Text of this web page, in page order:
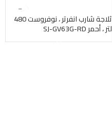
ثلاجة شارب انفرتر ، نوفروست 480
لتر ، أحمر SJ-GV63G-RD